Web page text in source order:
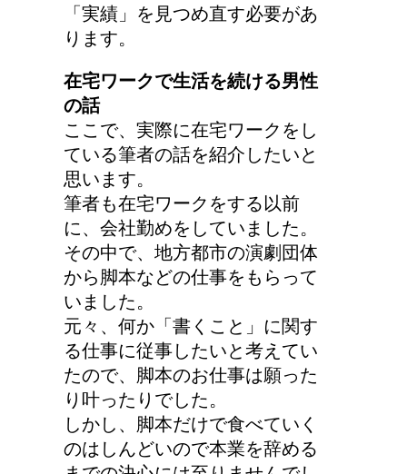
「実績」を見つめ直す必要があ
ります。
在宅ワークで生活を続ける男性
の話
ここで、実際に在宅ワークをし
ている筆者の話を紹介したいと
思います。
筆者も在宅ワークをする以前
に、会社勤めをしていました。
その中で、地方都市の演劇団体
から脚本などの仕事をもらって
いました。
元々、何か「書くこと」に関す
る仕事に従事したいと考えてい
たので、脚本のお仕事は願った
り叶ったりでした。
しかし、脚本だけで食べていく
のはしんどいので本業を辞める